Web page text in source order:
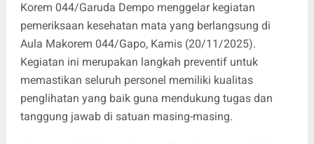
Korem 044/Garuda Dempo menggelar kegiatan
pemeriksaan kesehatan mata yang berlangsung di
Aula Makorem 044/Gapo, Kamis (20/11/2025).
Kegiatan ini merupakan langkah preventif untuk
memastikan seluruh personel memiliki kualitas
penglihatan yang baik guna mendukung tugas dan
tanggung jawab di satuan masing-masing.